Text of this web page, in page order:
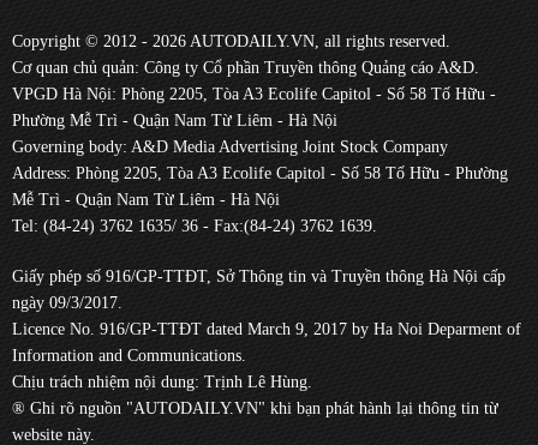
Copyright © 2012 - 2026 AUTODAILY.VN, all rights reserved.
Cơ quan chủ quản: Công ty Cổ phần Truyền thông Quảng cáo A&D.
VPGD Hà Nội: Phòng 2205, Tòa A3 Ecolife Capitol - Số 58 Tố Hữu -
Phường Mễ Trì - Quận Nam Từ Liêm - Hà Nội
Governing body: A&D Media Advertising Joint Stock Company
Address: Phòng 2205, Tòa A3 Ecolife Capitol - Số 58 Tố Hữu - Phường
Mễ Trì - Quận Nam Từ Liêm - Hà Nội
Tel: (84-24) 3762 1635/ 36 - Fax:(84-24) 3762 1639.
Giấy phép số 916/GP-TTĐT, Sở Thông tin và Truyền thông Hà Nội cấp
ngày 09/3/2017.
Licence No. 916/GP-TTĐT dated March 9, 2017 by Ha Noi Deparment of
Information and Communications.
Chịu trách nhiệm nội dung: Trịnh Lê Hùng.
® Ghi rõ nguồn "AUTODAILY.VN" khi bạn phát hành lại thông tin từ
website này.